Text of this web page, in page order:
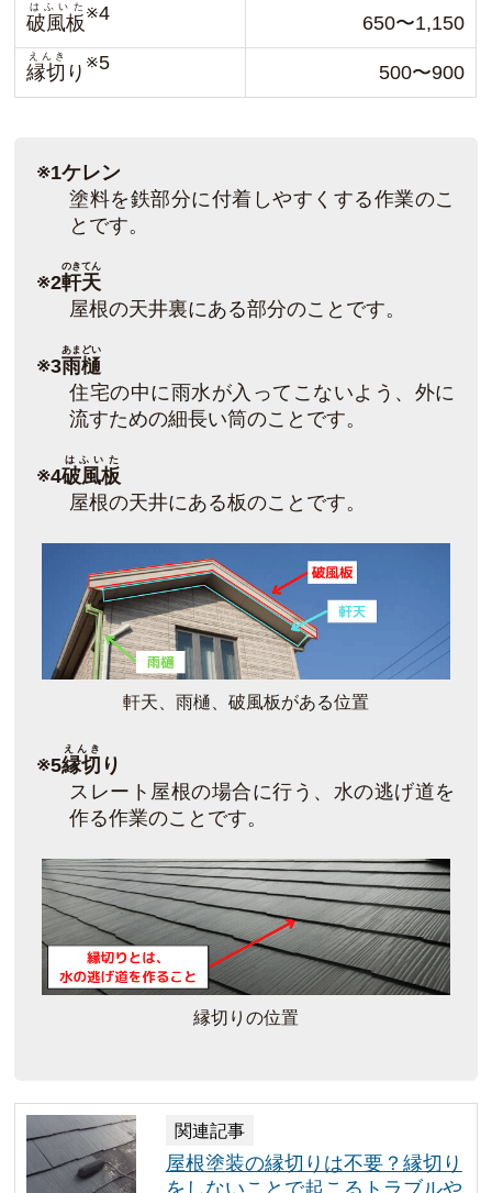
破風板
はふいた ※4 650〜1,150
縁切
えんき
り ※5 500〜900
※1ケレン
塗料を鉄部分に付着しやすくする作業のこ
とです。
※2軒天
のきてん
屋根の天井裏にある部分のことです。
※3雨樋
あまどい
住宅の中に雨水が入ってこないよう、外に
流すための細長い筒のことです。
※4破風板
はふいた
屋根の天井にある板のことです。
軒天、雨樋、破風板がある位置
※5縁切
えんき
り
スレート屋根の場合に行う、水の逃げ道を
作る作業のことです。
縁切りの位置
関連記事
屋根塗装の縁切りは不要？縁切り
をしないことで起こるトラブルや